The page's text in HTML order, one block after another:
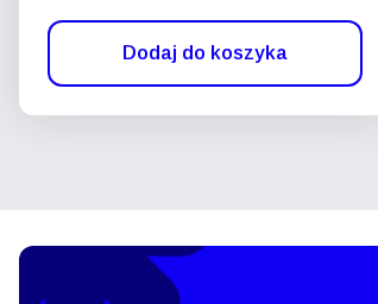
Dodaj do koszyka